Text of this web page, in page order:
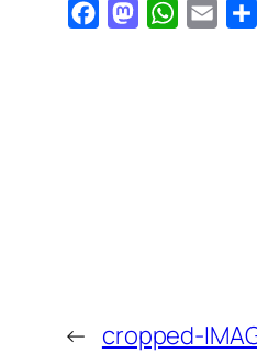
FacebookMastodonWhatsApp
Email
← cropped-